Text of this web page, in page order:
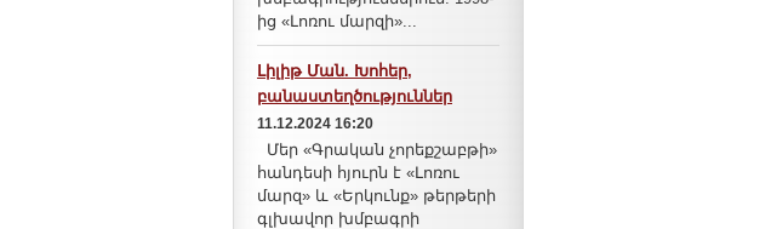
ից «Լոռու մարզի»...
Լիլիթ Ման. Խոհեր,
բանաստեղծություններ
11.12.2024 16:20
Մեր «Գրական չորեքշաբթի»
հանդեսի հյուրն է «Լոռու
մարզ» և «Երկունք» թերթերի
գլխավոր խմբագրի